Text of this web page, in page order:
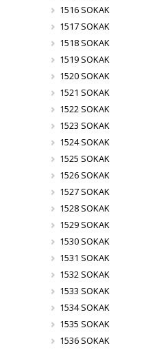
1516 SOKAK
1517 SOKAK
1518 SOKAK
1519 SOKAK
1520 SOKAK
1521 SOKAK
1522 SOKAK
1523 SOKAK
1524 SOKAK
1525 SOKAK
1526 SOKAK
1527 SOKAK
1528 SOKAK
1529 SOKAK
1530 SOKAK
1531 SOKAK
1532 SOKAK
1533 SOKAK
1534 SOKAK
1535 SOKAK
1536 SOKAK